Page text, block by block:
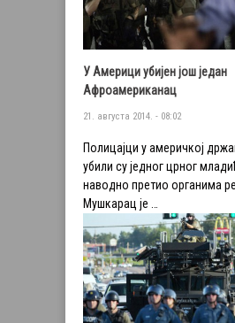
У Америци убијен још један
Афроамериканац
21. августа 2014. - 08:02
Полицајци у америчкој
убили су једног црног
наводно претио органима
Мушкарац је …